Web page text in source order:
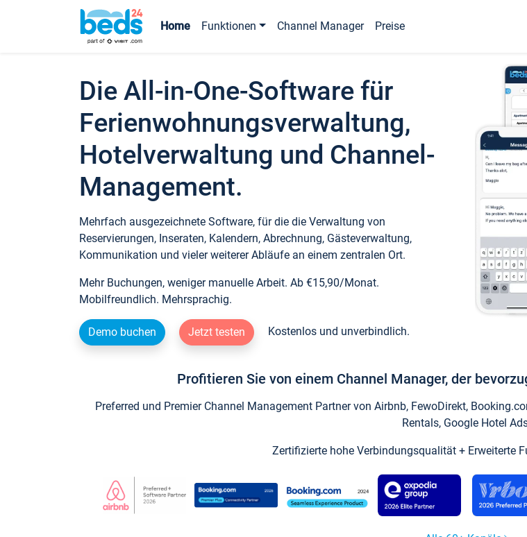
Home Funktionen Channel Manager Preise
Die All-in-One-Software für
Ferienwohnungsverwaltung,
Hotelverwaltung und Channel-
Management.
Mehrfach ausgezeichnete Software, für die die Verwaltung von
Reservierungen, Inseraten, Kalendern, Abrechnung, Gästeverwaltung,
Kommunikation und vieler weiterer Abläufe an einem zentralen Ort.
Mehr Buchungen, weniger manuelle Arbeit. Ab €15,90/Monat.
Mobilfreundlich. Mehrsprachig.
Demo buchen Jetzt testen Kostenlos und unverbindlich.
Profitieren Sie von einem Channel Manager, der
Preferred und Premier Channel Management Partner von Airbnb, FewoDirekt,
Rentals, Google Hotel
Zertifizierte hohe Verbindungsqualität + Erweiterte